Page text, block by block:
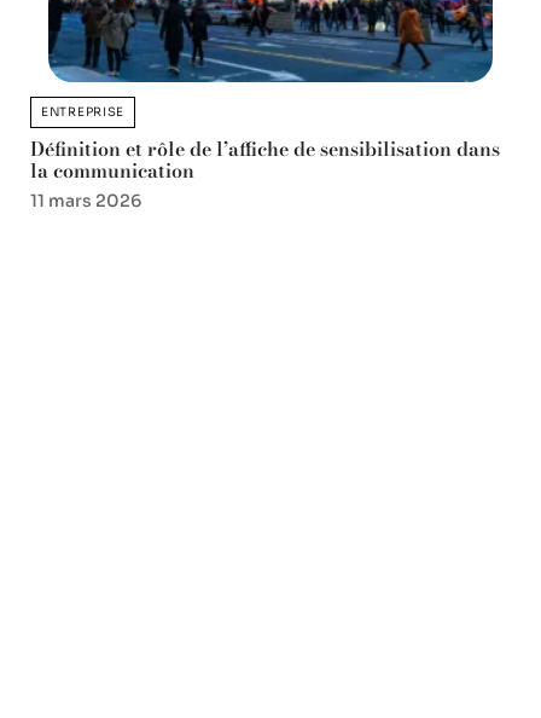
ENTREPRISE
Définition et rôle de l’affiche de sensibilisation dans
la communication
11 mars 2026